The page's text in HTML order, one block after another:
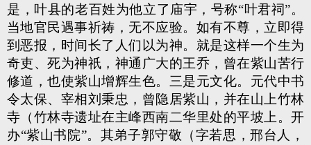
是，叶县的老百姓为他立了庙宇，号称“叶君祠”。
当地官民遇事祈祷，无不应验。如有不尊，立即得
到恶报，时间长了人们以为神。就是这样一个生为
奇吏、死为神祇，神通广大的王乔，曾在紫山苦行
修道，也使紫山增辉生色。三是元文化。元代中书
令太保、宰相刘秉忠，曾隐居紫山，并在山上竹林
寺（竹林寺遗址在主峰西南二华里处的平坡上。开
办“紫山书院”。其弟子郭守敬（字若思，邢台人，